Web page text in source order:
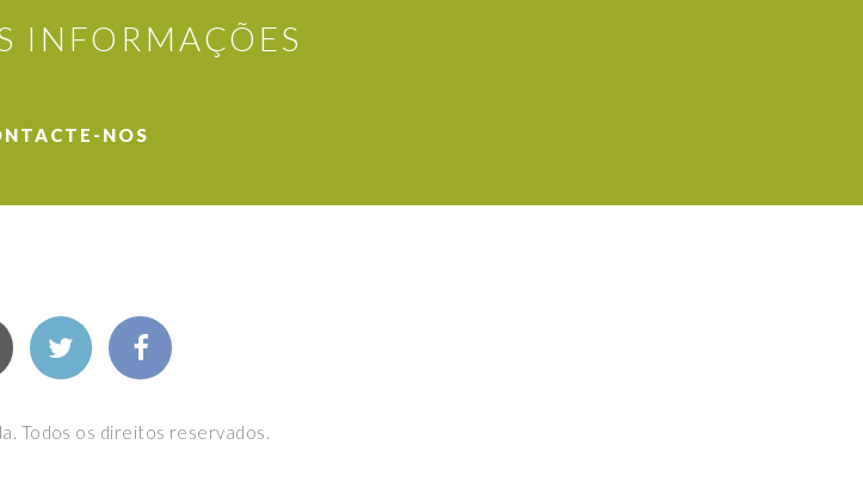
INFORMAÇÕES
NOS
Todos os direitos reservados.